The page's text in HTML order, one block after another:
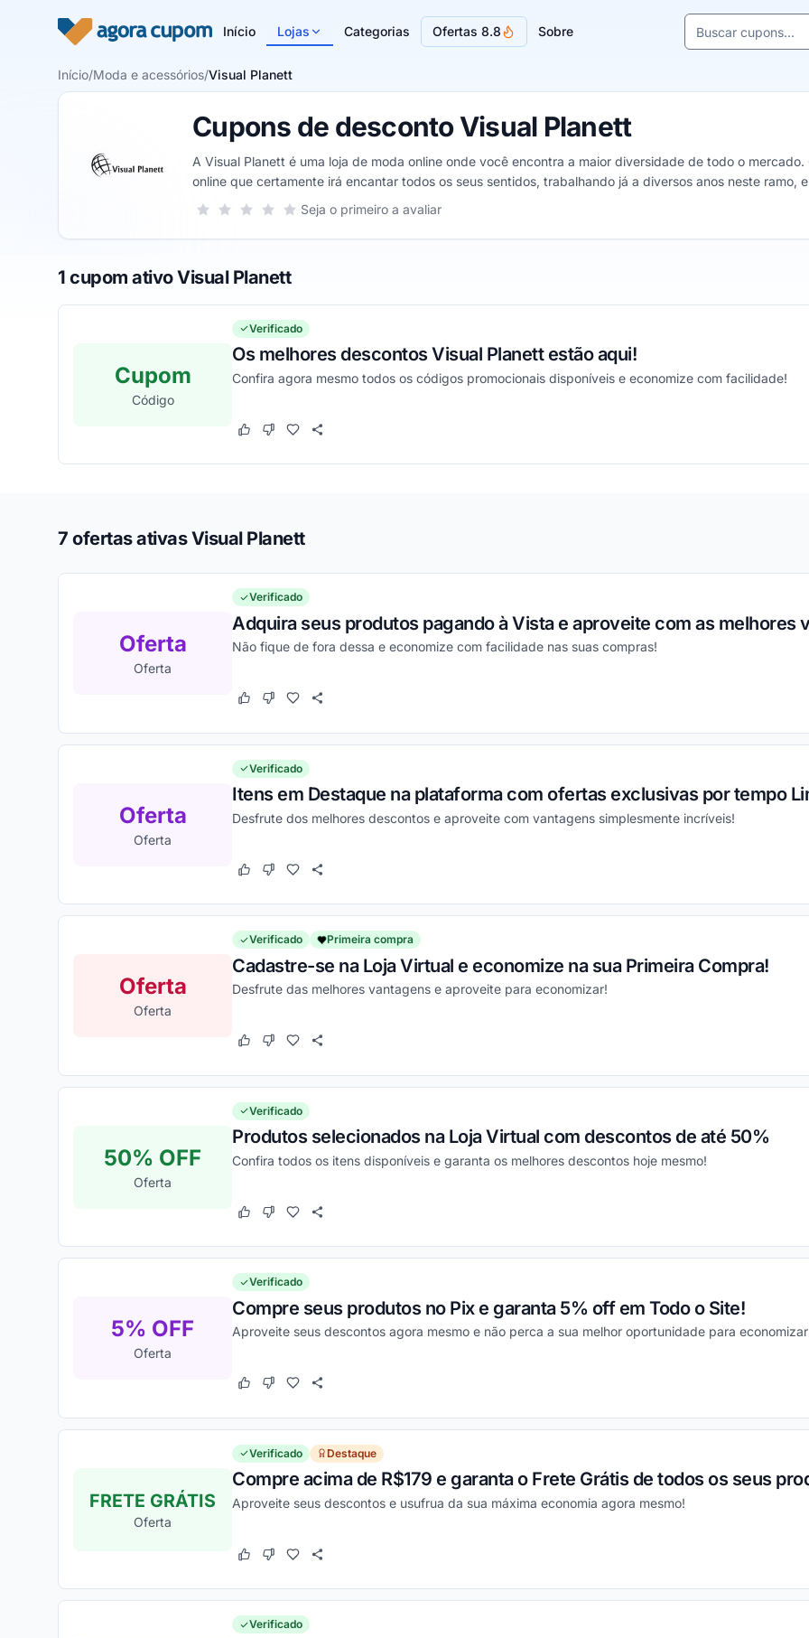
Início Lojas Categorias Ofertas 8.8 Sobre
Buscar cupons e
Início/Moda e acessórios/Visual Planett
Cupons de desconto Visual Planett
A Visual Planett é uma loja de moda online onde você encontra a maior diversidade de todo o
online que certamente irá encantar todos os seus sentidos, trabalhando já a diversos anos neste ramo,
experiência inesquecível ao mudar a sua forma de se vestir.
Sua nota para Visual Planett, de 1 a 5 estrelas
5 estrelas
4 estrelas
3 estrelas
2 estrelas
1 estrela Seja o primeiro a avaliar
1 cupom ativo Visual Planett
Cupom
Código
Verificado
Os melhores descontos Visual Planett estão aqui!
Confira agora mesmo todos os códigos promocionais disponíveis e economize com facilidade!
Este cupom funcionou
Este cupom não funcionou
7 ofertas ativas Visual Planett
Oferta
Oferta
Verificado
Adquira seus produtos pagando à Vista e aproveite com as melhores
Não fique de fora dessa e economize com facilidade nas suas compras!
Este cupom funcionou
Este cupom não funcionou
Oferta
Oferta
Verificado
Itens em Destaque na plataforma com ofertas exclusivas por tempo
Desfrute dos melhores descontos e aproveite com vantagens simplesmente incríveis!
Este cupom funcionou
Este cupom não funcionou
Oferta
Oferta
Verificado Primeira compra
Cadastre-se na Loja Virtual e economize na sua Primeira Compra!
Desfrute das melhores vantagens e aproveite para economizar!
Este cupom funcionou
Este cupom não funcionou
50% OFF
Oferta
Verificado
Produtos selecionados na Loja Virtual com descontos de até 50%
Confira todos os itens disponíveis e garanta os melhores descontos hoje mesmo!
Este cupom funcionou
Este cupom não funcionou
5% OFF
Oferta
Verificado
Compre seus produtos no Pix e garanta 5% off em Todo o Site!
Aproveite seus descontos agora mesmo e não perca a sua melhor oportunidade para
Este cupom funcionou
Este cupom não funcionou
FRETE GRÁTIS
Oferta
Verificado Destaque
Compre acima de R$179 e garanta o Frete Grátis de todos os seus
Aproveite seus descontos e usufrua da sua máxima economia agora mesmo!
Este cupom funcionou
Este cupom não funcionou
Verificado